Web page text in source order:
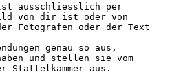
ausschliesslich per
von dir ist oder von
Fotografen oder der Text
genau so aus,
und stellen sie vom
Stattelkammer aus.